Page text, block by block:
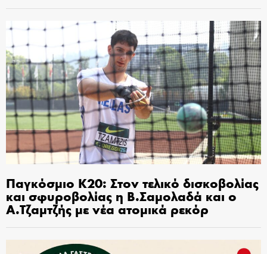
Παγκόσμιο Κ20: Στον τελικό δισκοβολίας
και σφυροβολίας η Β.Σαμολαδά και ο
Α.Τζαμτζής με νέα ατομικά ρεκόρ